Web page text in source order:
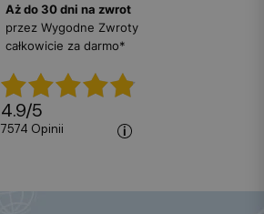
Aż do 30 dni na zwrot
przez Wygodne Zwroty
całkowicie za darmo*
4.9/5
7574 opinii